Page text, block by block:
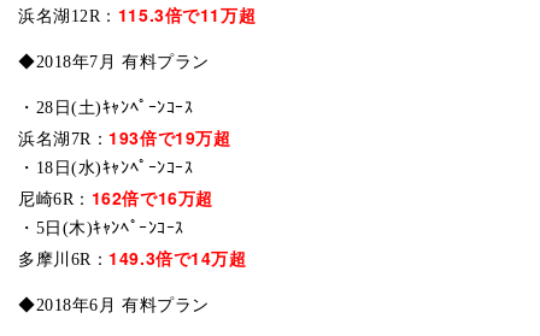
浜名湖12R： 115.3倍で11万超
◆2018年7月 有料プラン
・28日(土)ｷｬﾝﾍﾟｰﾝｺｰｽ
浜名湖7R： 193倍で19万超
・18日(水)ｷｬﾝﾍﾟｰﾝｺｰｽ
尼崎6R： 162倍で16万超
・5日(木)ｷｬﾝﾍﾟｰﾝｺｰｽ
多摩川6R： 149.3倍で14万超
◆2018年6月 有料プラン